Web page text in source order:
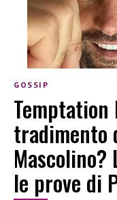
GOSSIP
Temptation
tradimento
Mascolino?
le prove di